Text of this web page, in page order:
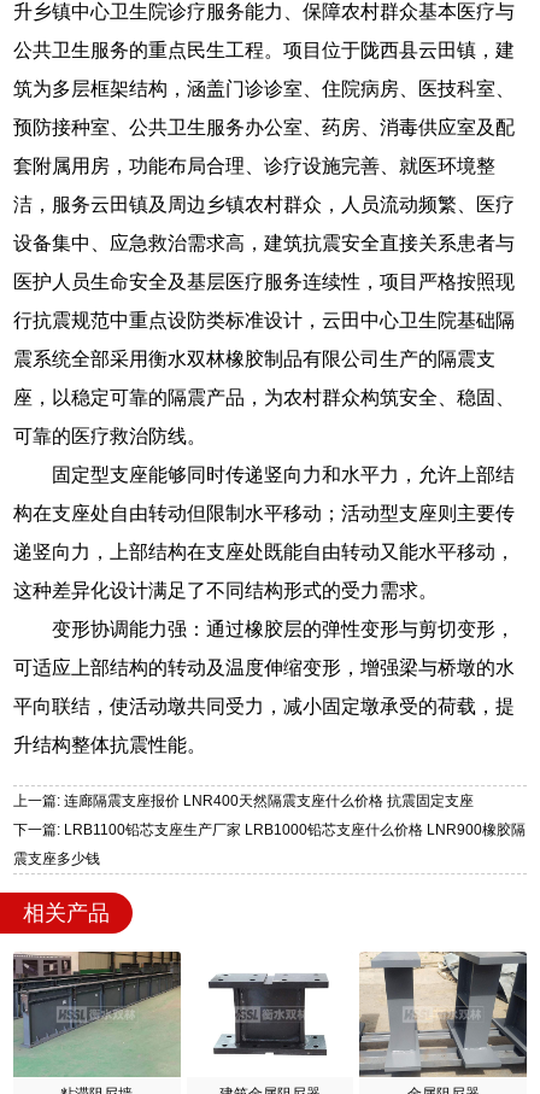
升乡镇中心卫生院诊疗服务能力、保障农村群众基本医疗与
公共卫生服务的重点民生工程。项目位于陇西县云田镇，建
筑为多层框架结构，涵盖门诊诊室、住院病房、医技科室、
预防接种室、公共卫生服务办公室、药房、消毒供应室及配
套附属用房，功能布局合理、诊疗设施完善、就医环境整
洁，服务云田镇及周边乡镇农村群众，人员流动频繁、医疗
设备集中、应急救治需求高，建筑抗震安全直接关系患者与
医护人员生命安全及基层医疗服务连续性，项目严格按照现
行抗震规范中重点设防类标准设计，云田中心卫生院基础隔
震系统全部采用衡水双林橡胶制品有限公司生产的隔震支
座，以稳定可靠的隔震产品，为农村群众构筑安全、稳固、
可靠的医疗救治防线。
固定型支座能够同时传递竖向力和水平力，允许上部结
构在支座处自由转动但限制水平移动；活动型支座则主要传
递竖向力，上部结构在支座处既能自由转动又能水平移动，
这种差异化设计满足了不同结构形式的受力需求。
变形协调能力强：通过橡胶层的弹性变形与剪切变形，
可适应上部结构的转动及温度伸缩变形，增强梁与桥墩的水
平向联结，使活动墩共同受力，减小固定墩承受的荷载，提
升结构整体抗震性能。
上一篇: 连廊隔震支座报价 LNR400天然隔震支座什么价格 抗震固定支座
下一篇: LRB1100铅芯支座生产厂家 LRB1000铅芯支座什么价格 LNR900橡胶隔
震支座多少钱
相关产品